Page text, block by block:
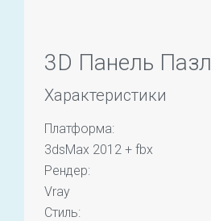
3D Панель Пазл
Характеристики
Платформа:
3dsMax 2012 + fbx
Рендер:
Vray
Стиль: